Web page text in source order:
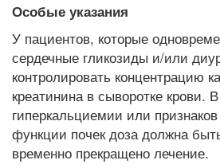
Особые указания
У пациентов, которые
сердечные гликозиды и/или
контролировать концентрацию
креатинина в сыворотке крови.
гиперкальциемии или
функции почек доза должна
временно прекращено лечение.